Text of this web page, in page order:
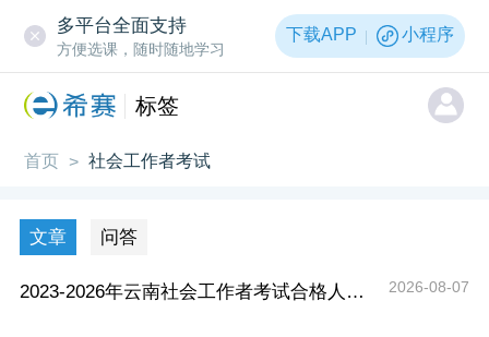
多平台全面支持
方便选课，随时随地学习
下载APP 小程序
标签
首页 > 社会工作者考试
文章 问答
2023-2026年云南社会工作者考试合格人数统计及分析 2026-08-07